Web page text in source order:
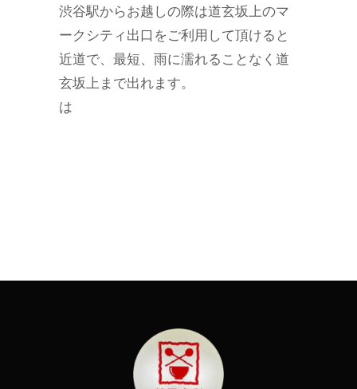
渋谷駅からお越しの際は道玄坂上のマ
ークシティ出口をご利用して頂けると
近道で、最短、雨に濡れることなく道
玄坂上まで出れます。
は